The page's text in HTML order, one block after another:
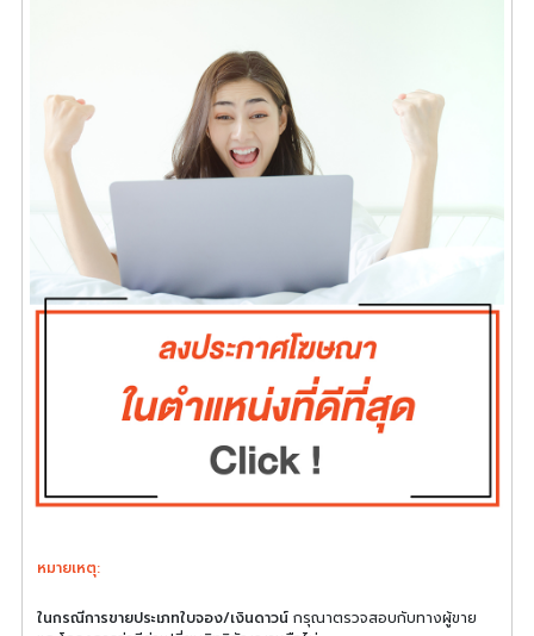
หมายเหตุ:
ในกรณีการขายประเภทใบจอง/เงินดาวน์ กรุณาตรวจสอบกับทางผู้ขาย